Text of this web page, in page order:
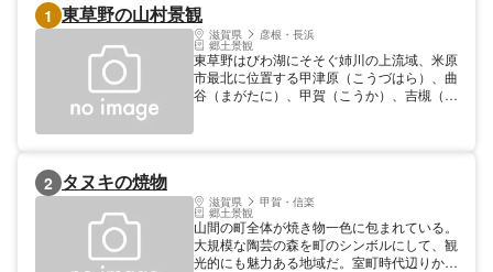
1 東草野の山村景観
滋賀県 彦根・長浜
郷土景観
東草野はびわ湖にそそぐ姉川の上流域、米原
市最北に位置する甲津原（こうづはら）、曲
谷（まがたに）、甲賀（こうか）、吉槻（よ
2 タヌキの焼物
滋賀県 甲賀・信楽
郷土景観
山間の町全体が焼き物一色に包まれている。
大規模な陶芸の森を町のシンボルにして、観
光的にも魅力ある地域だ。室町時代辺りから